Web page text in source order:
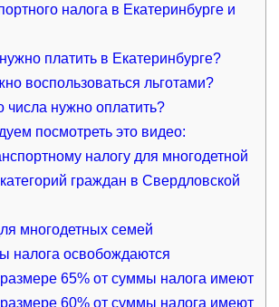
налога в Екатеринбурге и
платить в Екатеринбурге?
воспользоваться льготами?
числа нужно оплатить?
посмотреть это видео:
налогу для многодетной
граждан в Свердловской
многодетных семей
налога освобождаются
размере 65% от суммы налога имеют
размере 60% от суммы налога имеют